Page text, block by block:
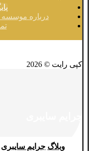
درباره
کپی رایت © 2026
وبلاگ جرایم سایبری